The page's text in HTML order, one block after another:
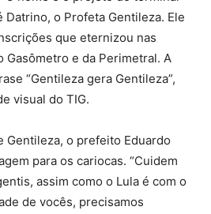
o Profeta Gentileza. Ele
que eternizou nas
Gasômetro e da Perimetral. A
“Gentileza gera Gentileza”,
visual do TIG.
Gentileza, o prefeito Eduardo
para os cariocas. “Cuidem
assim como o Lula é com o
de vocês, precisamos